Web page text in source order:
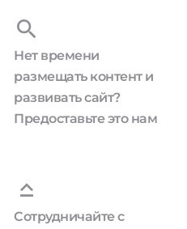
Нет времени
размещать контент и
развивать сайт?
Предоставьте это нам
Сотрудничайте с